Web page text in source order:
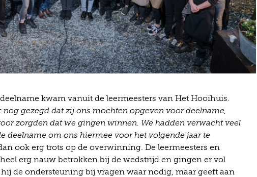
kwam vanuit de leermeesters van Het Hooihuis.
nog gezegd dat zij ons mochten opgeven voor deelname,
zorgden dat we gingen winnen. We hadden verwacht veel
deelname om ons hiermee voor het volgende jaar te
ook erg trots op de overwinning. De leermeesters en
erg nauw betrokken bij de wedstrijd en gingen er vol
de ondersteuning bij vragen waar nodig, maar geeft aan